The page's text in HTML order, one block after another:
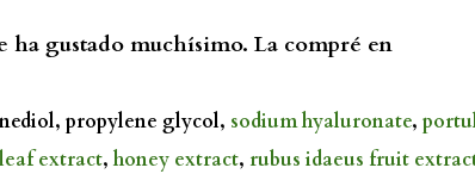
gustado muchísimo. La compré en
propylene glycol, sodium hyaluronate,
extract, honey extract, rubus idaeus fruit